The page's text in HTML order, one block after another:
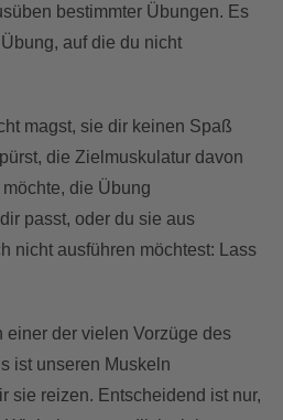
bestimmter Übungen. Es
auf die du nicht
magst, sie dir keinen Spaß
die Zielmuskulatur davon
die Übung
passt, oder du sie aus
nicht ausführen möchtest: Lass
einer der vielen Vorzüge des
ist unseren Muskeln
sie reizen. Entscheidend ist nur,